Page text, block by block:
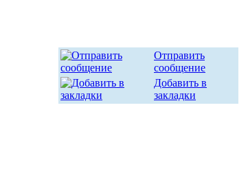
Отправить
сообщение
Добавить в
закладки